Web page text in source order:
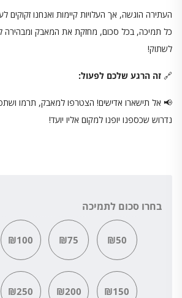
העתירה הוגשה, אך העלויות קיימות ואנחנו זקוקים
כל תמיכה, בכל סכום, מחזקת את המאבק ומבהירה
לשתוק!
🔗 זה הרגע שלכם לפעול:
📢 אל תישארו אדישים! הצטרפו למאבק, תרמו
נדרוש שכספנו יופנו למקום אליו יועד!
בחרו סכום לתמיכה
₪50
₪75
₪100
₪150
₪200
₪250